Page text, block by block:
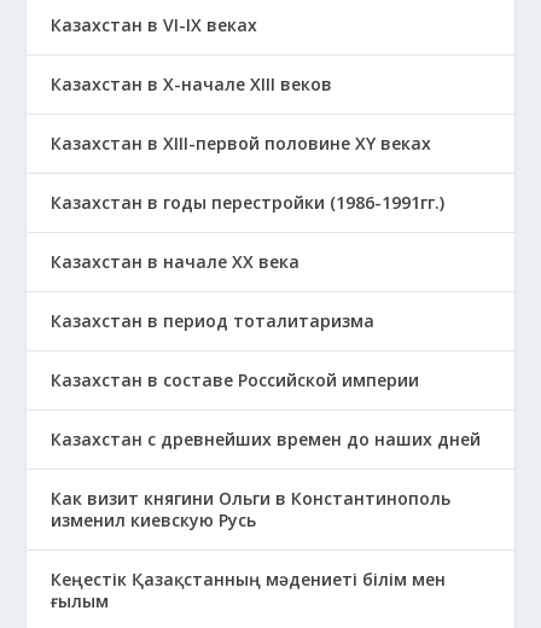
Казахстан в VI-IX веках
Казахстан в X-начале XIII веков
Казахстан в XIII-первой половине ХҮ веках
Казахстан в годы перестройки (1986-1991гг.)
Казахстан в начале ХХ века
Казахстан в период тоталитаризма
Казахстан в составе Российской империи
Казахстан с древнейших времен до наших дней
Как визит княгини Ольги в Константинополь
изменил киевскую Русь
Кеңестік Қазақстанның мәдениеті білім мен
ғылым